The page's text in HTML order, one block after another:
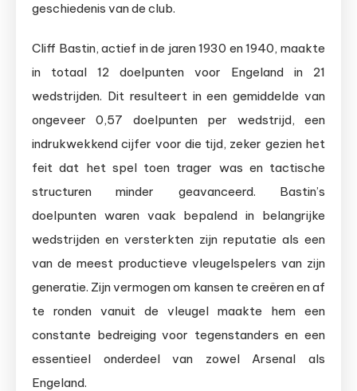
geschiedenis van de club.
Cliff Bastin, actief in de jaren 1930 en 1940, maakte
in totaal 12 doelpunten voor Engeland in 21
wedstrijden. Dit resulteert in een gemiddelde van
ongeveer 0,57 doelpunten per wedstrijd, een
indrukwekkend cijfer voor die tijd, zeker gezien het
feit dat het spel toen trager was en tactische
structuren minder geavanceerd. Bastin’s
doelpunten waren vaak bepalend in belangrijke
wedstrijden en versterkten zijn reputatie als een
van de meest productieve vleugelspelers van zijn
generatie. Zijn vermogen om kansen te creëren en af
te ronden vanuit de vleugel maakte hem een
constante bedreiging voor tegenstanders en een
essentieel onderdeel van zowel Arsenal als
Engeland.